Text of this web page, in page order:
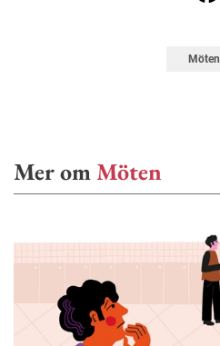
Möten
Mer omMöten